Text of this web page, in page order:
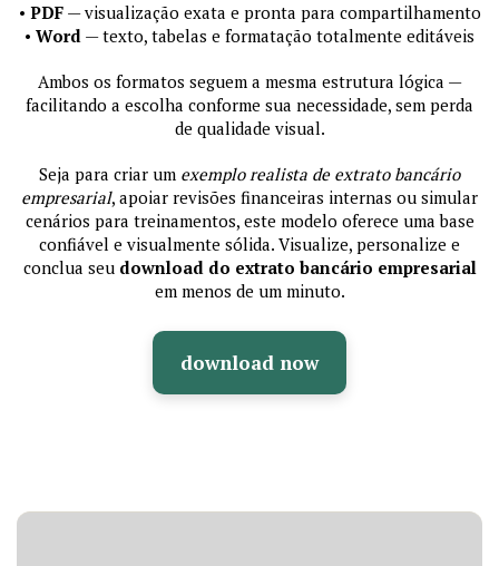
• PDF— visualização exata e pronta para compartilhamento
• Word — texto, tabelas e formatação totalmente editáveis
Ambos os formatos seguem a mesma estrutura lógica —
facilitando a escolha conforme sua necessidade, sem perda
de qualidade visual.
Seja para criar um exemplo realista de extrato bancário
empresarial, apoiar revisões financeiras internas ou simular
cenários para treinamentos, este modelo oferece uma base
confiável e visualmente sólida. Visualize, personalize e
conclua seu download do extrato bancário empresarial
em menos de um minuto.
download now